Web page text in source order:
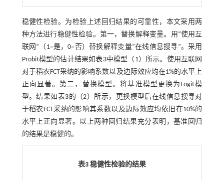
稳健性检验。为检验上述回归结果的可靠性，本文采用两
种方法进行稳健性检验。第一，替换解释变量。用“使用互
联网”（1=是，0=否）替换解释变量“在线信息搜寻”。采用
Probit模型的估计结果如表3中模型（1）所示。使用互联网
对于稻农FCT采纳的影响系数以及边际效应均在1%的水平上
正向显著。第二，替换模型。将基准模型更换为Logit模
型。结果如 表3 的（2）所示，更换模型后在线信息搜寻对
于稻农FCT采纳的影响其系数以及边际效应均依旧在10%的
水平上正向显著。以上两种回归结果充分表明，基准回归
的结果是稳健的。
表3 稳健性检验的结果